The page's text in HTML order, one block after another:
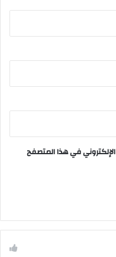
في هذا المتصفح